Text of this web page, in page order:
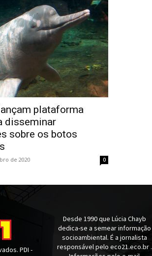
plataforma
disseminar
sobre os botos
de 2020 0
PDI -
Desde 1990 que Lúcia Chayb
dedica-se a semear informação
socioambiental. É a jornalista
responsável pelo eco21.eco.br .